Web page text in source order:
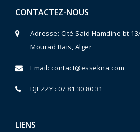
CONTACTEZ-NOUS
Adresse: Cité Said Hamdine bt
Mourad Rais, Alger
Email: contact@essekna.com
DJEZZY : 07 81 30 80 31
LIENS